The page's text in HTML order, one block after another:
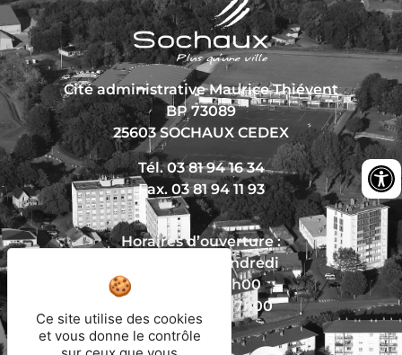
Cité administrative Maurice Thiévent
BP 73089
25603 SOCHAUX CEDEX
Tél. 03 81 94 16 34
Fax. 03 81 94 11 93
Horaires d’ouverture :
Du lundi au vendredi
De 8h30 à 12h00
Et de 13h30 à 17h00
Ce site utilise des cookies
et vous donne le contrôle